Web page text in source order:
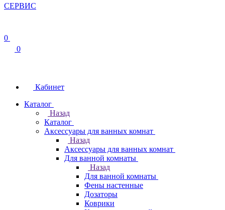
СЕРВИС
0
0
Кабинет
Каталог
Назад
Каталог
Аксессуары для ванных комнат
Назад
Аксессуары для ванных комнат
Для ванной комнаты
Назад
Для ванной комнаты
Фены настенные
Дозаторы
Коврики